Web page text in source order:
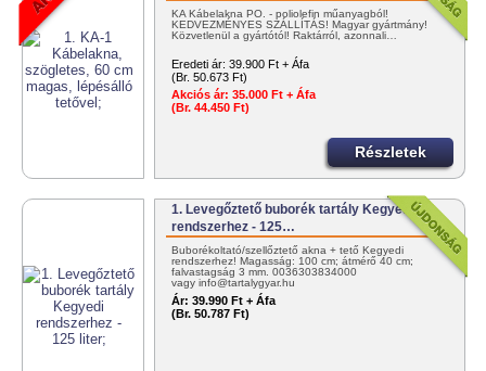
KA Kábelakna PO. - poliolefin műanyagból!
KEDVEZMÉNYES SZÁLLÍTÁS! Magyar gyártmány!
Közvetlenül a gyártótól! Raktárról, azonnali…
Eredeti ár: 39.900 Ft + Áfa
(Br. 50.673 Ft)
Akciós ár: 35.000 Ft + Áfa
(Br. 44.450 Ft)
Részletek
1. Levegőztető buborék tartály Kegyedi
rendszerhez - 125…
Buborékoltató/szellőztető akna + tető Kegyedi
rendszerhez! Magasság: 100 cm; átmérő 40 cm;
falvastagság 3 mm. 0036303834000
vagy info@tartalygyar.hu
Ár: 39.990 Ft + Áfa
(Br. 50.787 Ft)